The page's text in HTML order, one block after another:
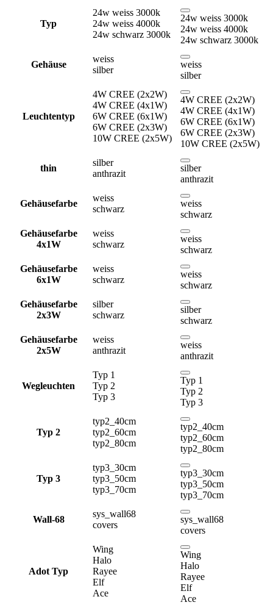
Typ
24w weiss 3000k
24w weiss 4000k
24w schwarz 3000k
24w weiss 3000k
24w weiss 4000k
24w schwarz 3000k
Gehäuse
weiss
silber
weiss
silber
Leuchtentyp
4W CREE (2x2W)
4W CREE (4x1W)
6W CREE (6x1W)
6W CREE (2x3W)
10W CREE (2x5W)
4W CREE (2x2W)
4W CREE (4x1W)
6W CREE (6x1W)
6W CREE (2x3W)
10W CREE (2x5W)
thin
silber
anthrazit
silber
anthrazit
Gehäusefarbe
weiss
schwarz
weiss
schwarz
Gehäusefarbe
4x1W
weiss
schwarz
weiss
schwarz
Gehäusefarbe
6x1W
weiss
schwarz
weiss
schwarz
Gehäusefarbe
2x3W
silber
schwarz
silber
schwarz
Gehäusefarbe
2x5W
weiss
anthrazit
weiss
anthrazit
Wegleuchten
Typ 1
Typ 2
Typ 3
Typ 1
Typ 2
Typ 3
Typ 2
typ2_40cm
typ2_60cm
typ2_80cm
typ2_40cm
typ2_60cm
typ2_80cm
Typ 3
typ3_30cm
typ3_50cm
typ3_70cm
typ3_30cm
typ3_50cm
typ3_70cm
Wall-68
sys_wall68
covers
sys_wall68
covers
Adot Typ
Wing
Halo
Rayee
Elf
Ace
Wing
Halo
Rayee
Elf
Ace